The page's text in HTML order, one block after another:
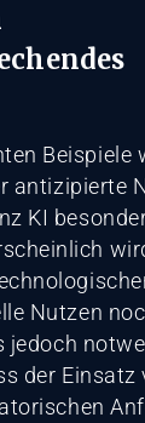
Beispiele
antizipierte
KI
Nutzen
jedoch
der Einsatz